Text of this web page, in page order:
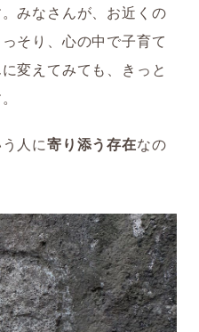
みなさんが、お近くの
そり、心の中で子育て
変えてみても、きっと
人に寄り添う存在なの